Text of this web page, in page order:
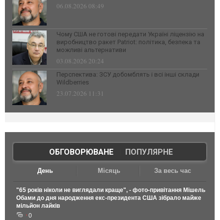
06.08.2026 08:49
Чому США не готові передати Україні ліцензію на
виробництво ракет Patriot: політика, безпека та
можливі альтернативи
03.08.2026 20:24
Перспектива: ЗСУ добомблять і всі інші склади
Wildberries
23.07.2026 11:31
ОБГОВОРЮВАНЕ| ПОПУЛЯРНЕ
День Місяць За весь час
"65 років ніколи не виглядали краще", - фото-привітання Мішель
Обами до дня народження екс-президента США зібрало майже
мільйон лайків
0